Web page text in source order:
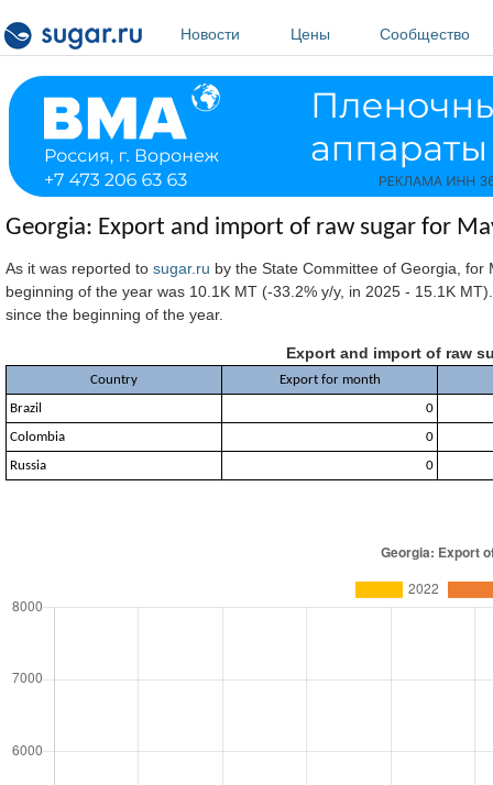
Новости
Цены Сообщество
Georgia: Export and import of raw sugar for
As it was reported to sugar.ru by the State Committee of Georgia, for
beginning of the year was 10.1K MT (-33.2% y/y, in 2025 - 15.1K
since the beginning of the year.
Export and import of raw
Country
Export for month
Brazil
0
Colombia
0
Russia
0